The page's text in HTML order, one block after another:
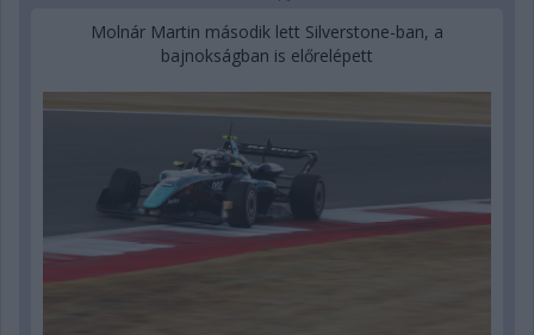
Molnár Martin második lett Silverstone-ban, a
bajnokságban is előrelépett